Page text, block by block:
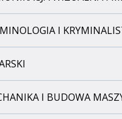
I
I BUDOWA